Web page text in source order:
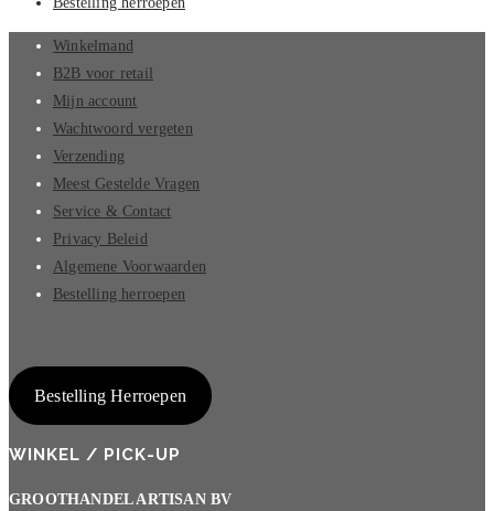
Winkelmand
B2B voor retail
Mijn account
Wachtwoord vergeten
Verzending
Meest Gestelde Vragen
Service & Contact
Privacy Beleid
Algemene Voorwaarden
Bestelling herroepen
Bestelling Herroepen
WINKEL / PICK-UP
GROOTHANDEL ARTISAN BV